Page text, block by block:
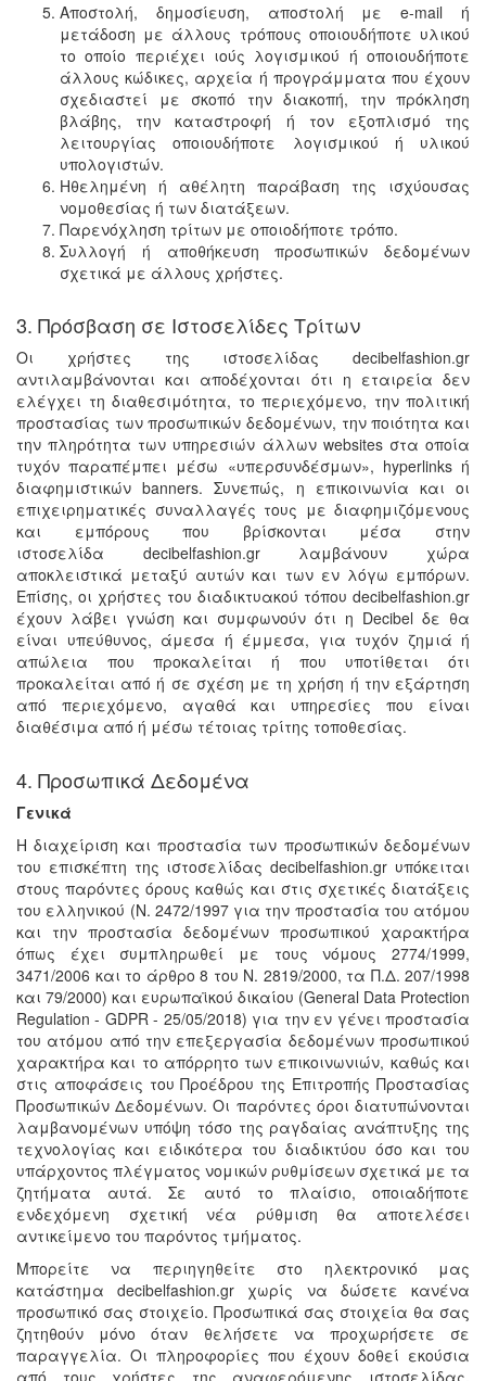
Αποστολή, δημοσίευση, αποστολή με e-mail ή
μετάδοση με άλλους τρόπους οποιουδήποτε υλικού
το οποίο περιέχει ιούς λογισμικού ή οποιουδήποτε
άλλους κώδικες, αρχεία ή προγράμματα που έχουν
σχεδιαστεί με σκοπό την διακοπή, την πρόκληση
βλάβης, την καταστροφή ή τον εξοπλισμό της
λειτουργίας οποιουδήποτε λογισμικού ή υλικού
υπολογιστών.
Ηθελημένη ή αθέλητη παράβαση της ισχύουσας
νομοθεσίας ή των διατάξεων.
Παρενόχληση τρίτων με οποιοδήποτε τρόπο.
Συλλογή ή αποθήκευση προσωπικών δεδομένων
σχετικά με άλλους χρήστες.
3. Πρόσβαση σε Ιστοσελίδες Τρίτων
Οι χρήστες της ιστοσελίδας decibelfashion.gr
αντιλαμβάνονται και αποδέχονται ότι η εταιρεία δεν
ελέγχει τη διαθεσιμότητα, το περιεχόμενο, την πολιτική
προστασίας των προσωπικών δεδομένων, την ποιότητα και
την πληρότητα των υπηρεσιών άλλων websites στα οποία
τυχόν παραπέμπει μέσω «υπερσυνδέσμων», hyperlinks ή
διαφημιστικών banners. Συνεπώς, η επικοινωνία και οι
επιχειρηματικές συναλλαγές τους με διαφημιζόμενους
και εμπόρους που βρίσκονται μέσα στην
ιστοσελίδα decibelfashion.gr λαμβάνουν χώρα
αποκλειστικά μεταξύ αυτών και των εν λόγω εμπόρων.
Επίσης, οι χρήστες του διαδικτυακού τόπου decibelfashion.gr
έχουν λάβει γνώση και συμφωνούν ότι η Decibel δε θα
είναι υπεύθυνος, άμεσα ή έμμεσα, για τυχόν ζημιά ή
απώλεια που προκαλείται ή που υποτίθεται ότι
προκαλείται από ή σε σχέση με τη χρήση ή την εξάρτηση
από περιεχόμενο, αγαθά και υπηρεσίες που είναι
διαθέσιμα από ή μέσω τέτοιας τρίτης τοποθεσίας.
4. Προσωπικά Δεδομένα
Γενικά
Η διαχείριση και προστασία των προσωπικών δεδομένων
του επισκέπτη της ιστοσελίδας decibelfashion.gr υπόκειται
στους παρόντες όρους καθώς και στις σχετικές διατάξεις
του ελληνικού (Ν. 2472/1997 για την προστασία του ατόμου
και την προστασία δεδομένων προσωπικού χαρακτήρα
όπως έχει συμπληρωθεί με τους νόμους 2774/1999,
3471/2006 και το άρθρο 8 του Ν. 2819/2000, τα Π.Δ. 207/1998
και 79/2000) και ευρωπαϊκού δικαίου (General Data Protection
Regulation - GDPR - 25/05/2018) για την εν γένει προστασία
του ατόμου από την επεξεργασία δεδομένων προσωπικού
χαρακτήρα και το απόρρητο των επικοινωνιών, καθώς και
στις αποφάσεις του Προέδρου της Επιτροπής Προστασίας
Προσωπικών Δεδομένων. Οι παρόντες όροι διατυπώνονται
λαμβανομένων υπόψη τόσο της ραγδαίας ανάπτυξης της
τεχνολογίας και ειδικότερα του διαδικτύου όσο και του
υπάρχοντος πλέγματος νομικών ρυθμίσεων σχετικά με τα
ζητήματα αυτά. Σε αυτό το πλαίσιο, οποιαδήποτε
ενδεχόμενη σχετική νέα ρύθμιση θα αποτελέσει
αντικείμενο του παρόντος τμήματος.
Μπορείτε να περιηγηθείτε στο ηλεκτρονικό μας
κατάστημα decibelfashion.gr χωρίς να δώσετε κανένα
προσωπικό σας στοιχείο. Προσωπικά σας στοιχεία θα σας
ζητηθούν μόνο όταν θελήσετε να προχωρήσετε σε
παραγγελία. Οι πληροφορίες που έχουν δοθεί εκούσια
από τους χρήστες της αναφερόμενης ιστοσελίδας,